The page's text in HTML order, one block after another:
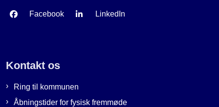
Facebook LinkedIn
Kontakt os
Ring til kommunen
Åbningstider for fysisk fremmøde